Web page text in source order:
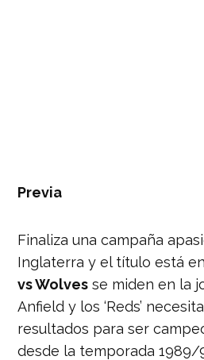
Previa
Finaliza una campaña
Inglaterra y el título está
vs Wolves se miden en la
Anfield y los ‘Reds’
resultados para ser
desde la temporada 1989/